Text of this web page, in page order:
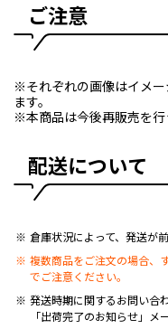
ご注意
※それぞれの画像はイメー
ます。
※本商品は今後再販売を行
配送について
倉庫状況によって、発送が
複数商品をご注文の場合、
でご注意ください。
発送時期に関するお問い合
「出荷完了のお知らせ」メ